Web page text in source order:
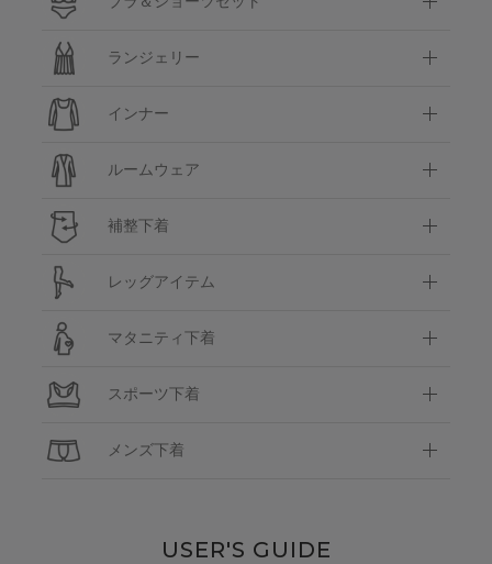
ランジェリー
インナー
ルームウェア
補整下着
レッグアイテム
マタニティ下着
スポーツ下着
メンズ下着
USER'S GUIDE